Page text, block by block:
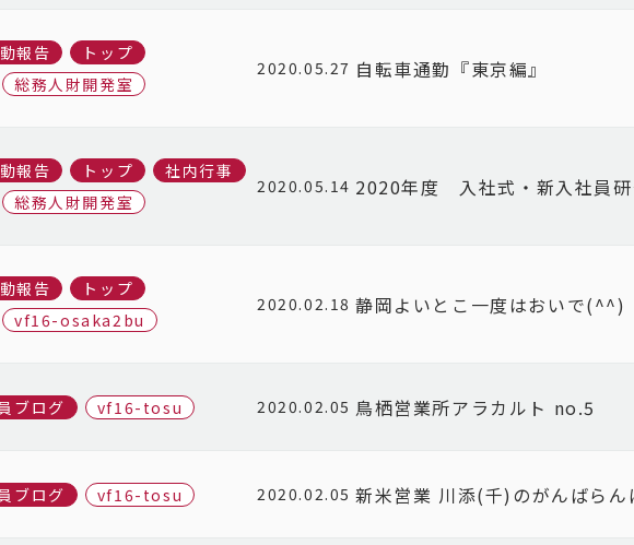
報告
トップ
総務人財開発室
2020.05.27 自転車通勤『東京編』
報告 トップ
社内行事
総務人財開発室
2020.05.14 2020年度 入社式・新入社員
報告
トップ
vf16-osaka2bu
2020.02.18 静岡よいとこ一度はおいで(^^)
ブログ vf16-tosu 2020.02.05 鳥栖営業所アラカルト no.5
ブログ vf16-tosu 2020.02.05 新米営業 川添(千)のがんばら